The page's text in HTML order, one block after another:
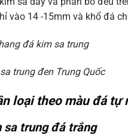
vào 14 -15mm và khổ đá
trung đen Trung Quốc
loại theo màu đá tự
sa trung đá trắng